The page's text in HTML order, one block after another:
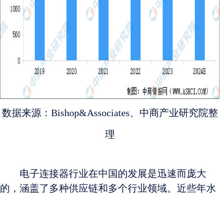
数据来源：Bishop&Associates、中商产业研究院整
理
电子连接器行业在中国的发展是迅速而庞大
的，涵盖了多种供应链和多个行业领域。近些年水